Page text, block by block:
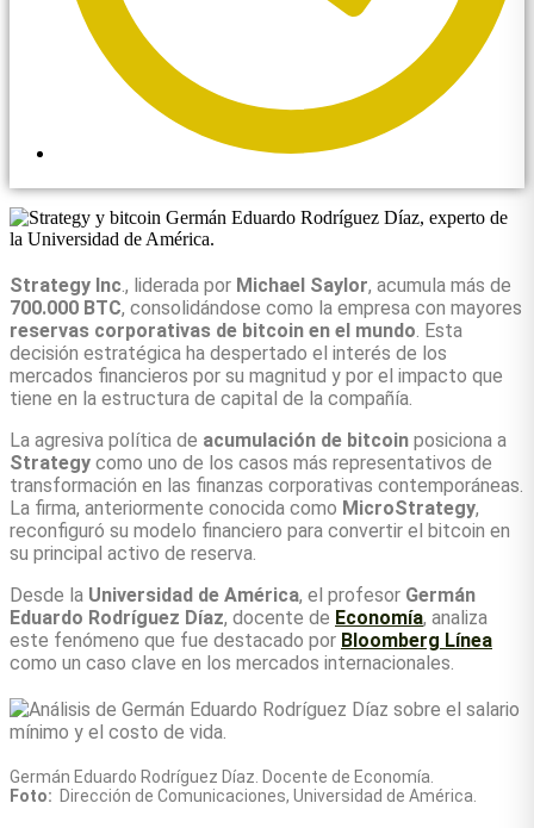
Strategy Inc., liderada por Michael Saylor, acumula más de
700.000 BTC, consolidándose como la empresa con mayores
reservas corporativas de bitcoin en el mundo. Esta
decisión estratégica ha despertado el interés de los
mercados financieros por su magnitud y por el impacto que
tiene en la estructura de capital de la compañía.
La agresiva política de acumulación de bitcoin posiciona a
Strategy como uno de los casos más representativos de
transformación en las finanzas corporativas contemporáneas.
La firma, anteriormente conocida como MicroStrategy,
reconfiguró su modelo financiero para convertir el bitcoin en
su principal activo de reserva.
Desde la Universidad de América, el profesor Germán
Eduardo Rodríguez Díaz, docente de Economía, analiza
este fenómeno que fue destacado por Bloomberg Línea
como un caso clave en los mercados internacionales.
Germán Eduardo Rodríguez Díaz. Docente de Economía.
Foto: Dirección de Comunicaciones, Universidad de América.